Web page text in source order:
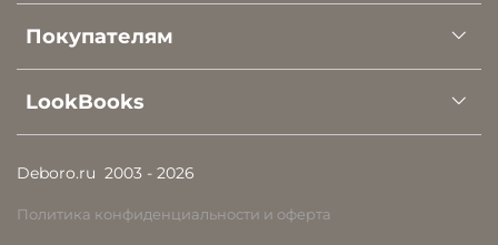
Покупателям
LookBooks
Deboro.ru 2003 - 2026
Политика конфиденциальности и оферта